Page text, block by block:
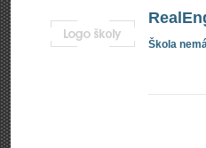
Škola